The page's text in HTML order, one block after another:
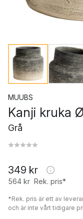
MUUBS
Kanji kruka
Grå
349 kr
564 kr Rek. pris*
*Rek. pris är ett av
och är inte vårt tidigare